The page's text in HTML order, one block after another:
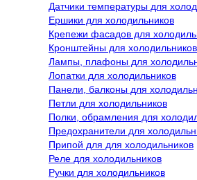
Датчики температуры для
Ершики для холодильников
Крепежи фасадов для
Кронштейны для холодильников
Лампы, плафоны для
Лопатки для холодильников
Панели, балконы для
Петли для холодильников
Полки, обрамления для
Предохранители для
Припой для для холодильников
Реле для холодильников
Ручки для холодильников